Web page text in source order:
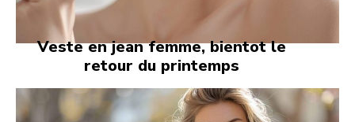
Veste en jean femme, bientot le
retour du printemps